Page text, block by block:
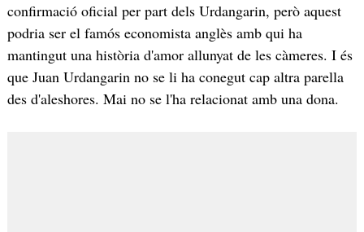
confirmació oficial per part dels Urdangarin, però aquest
podria ser el famós economista anglès amb qui ha
mantingut una història d'amor allunyat de les càmeres. I és
que Juan Urdangarin no se li ha conegut cap altra parella
des d'aleshores. Mai no se l'ha relacionat amb una dona.